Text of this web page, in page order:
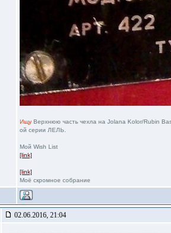
Ищу Верхнюю часть чехла на Jolana Kolor/Rubin
ой серии ЛЕЛЬ.
Мой Wish List
[link]
[link]
Моё скромное собрание
02.06.2016, 21:04